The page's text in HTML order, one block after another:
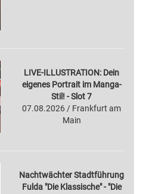
LIVE-ILLUSTRATION: Dein
eigenes Portrait im Manga-
Stil! - Slot 7
07.08.2026 / Frankfurt am
Main
Nachtwächter Stadtführung
Fulda "Die Klassische" - "Die